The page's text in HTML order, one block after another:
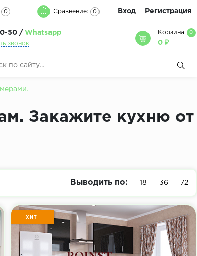
0 Сравнение: 0 Вход Регистрация
50 / Whatsapp
звонок
Корзина 0
0 ₽
Закажите кухню от
Выводить по: 18 36 72
ХИТ